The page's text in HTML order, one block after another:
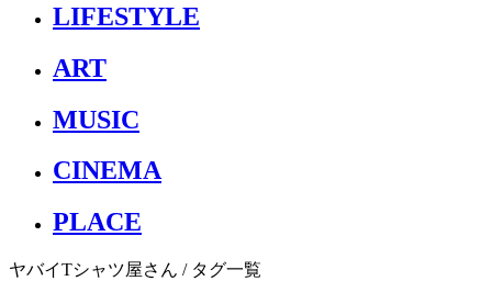
LIFESTYLE
ART
MUSIC
CINEMA
PLACE
ヤバイTシャツ屋さん / タグ一覧